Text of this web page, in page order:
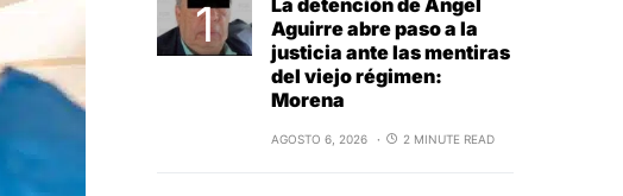
La detención de Ángel
Aguirre abre paso a la
justicia ante las mentiras
del viejo régimen:
Morena
AGOSTO 6, 2026 2 MINUTE READ